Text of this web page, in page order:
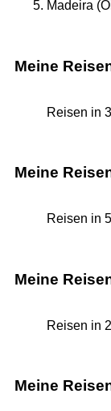
Madeira
Meine
Reisen in
Meine
Reisen in
Meine
Reisen in
Meine